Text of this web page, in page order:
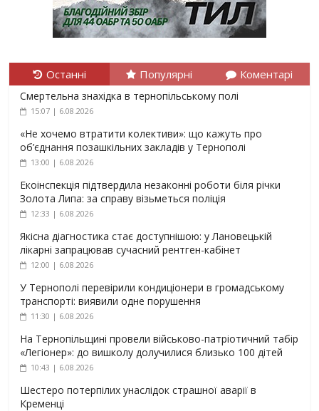
Останні Популярні Коментарі
Смертельна знахідка в тернопільському полі
15:07 | 6.08.2026
«Не хочемо втратити колективи»: що кажуть про
об’єднання позашкільних закладів у Тернополі
13:00 | 6.08.2026
Екоінспекція підтвердила незаконні роботи біля річки
Золота Липа: за справу візьметься поліція
12:33 | 6.08.2026
Якісна діагностика стає доступнішою: у Лановецькій
лікарні запрацював сучасний рентген-кабінет
12:00 | 6.08.2026
У Тернополі перевірили кондиціонери в громадському
транспорті: виявили одне порушення
11:30 | 6.08.2026
На Тернопільщині провели військово-патріотичний табір
«Легіонер»: до вишколу долучилися близько 100 дітей
10:43 | 6.08.2026
Шестеро потерпілих унаслідок страшної аварії в
Кременці